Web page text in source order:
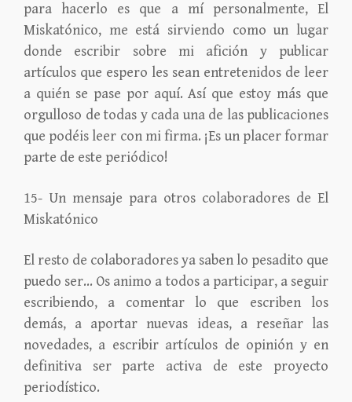
para hacerlo es que a mí personalmente, El
Miskatónico, me está sirviendo como un lugar
donde escribir sobre mi afición y publicar
artículos que espero les sean entretenidos de leer
a quién se pase por aquí. Así que estoy más que
orgulloso de todas y cada una de las publicaciones
que podéis leer con mi firma. ¡Es un placer formar
parte de este periódico!
15- Un mensaje para otros colaboradores de El
Miskatónico
El resto de colaboradores ya saben lo pesadito que
puedo ser… Os animo a todos a participar, a seguir
escribiendo, a comentar lo que escriben los
demás, a aportar nuevas ideas, a reseñar las
novedades, a escribir artículos de opinión y en
definitiva ser parte activa de este proyecto
periodístico.